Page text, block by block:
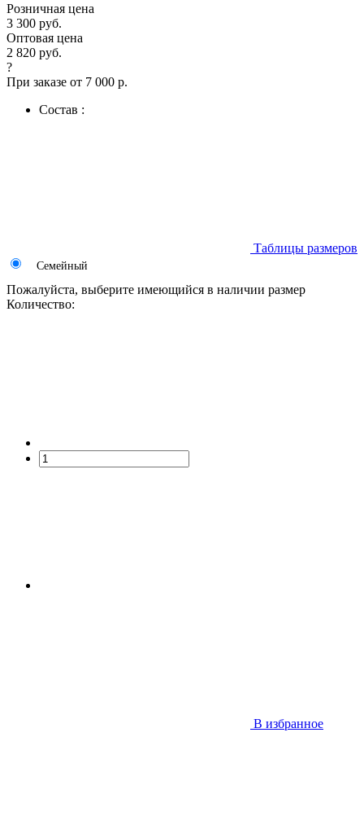
Розничная цена
3 300 руб.
Оптовая цена
2 820 руб.
?
При заказе от 7 000 р.
Состав :
Таблицы размеров
Семейный
Пожалуйста, выберите имеющийся в наличии размер
Количество:
В избранное